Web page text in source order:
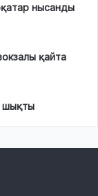
нысанды
қайта
шықты